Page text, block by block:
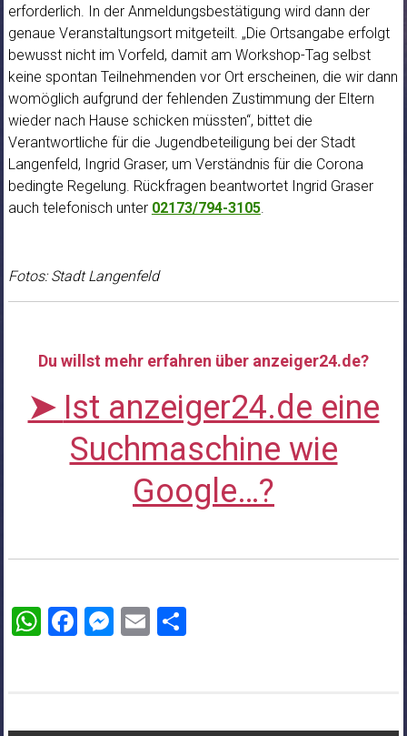
erforderlich. In der Anmeldungsbestätigung wird dann der
genaue Veranstaltungsort mitgeteilt. „Die Ortsangabe erfolgt
bewusst nicht im Vorfeld, damit am Workshop-Tag selbst
keine spontan Teilnehmenden vor Ort erscheinen, die wir dann
womöglich aufgrund der fehlenden Zustimmung der Eltern
wieder nach Hause schicken müssten“, bittet die
Verantwortliche für die Jugendbeteiligung bei der Stadt
Langenfeld, Ingrid Graser, um Verständnis für die Corona
bedingte Regelung. Rückfragen beantwortet Ingrid Graser
auch telefonisch unter 02173/794-3105.
Fotos: Stadt Langenfeld
Du willst mehr erfahren über anzeiger24.de?
➤ Ist anzeiger24.de eine
Suchmaschine wie
Google…?
WhatsApp
Facebook
Messenger
EmailTeilen